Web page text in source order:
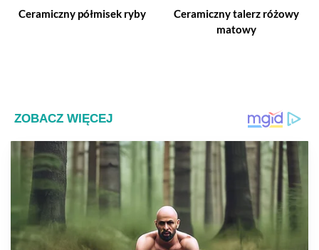
Ceramiczny półmisek ryby
Ceramiczny talerz różowy
matowy